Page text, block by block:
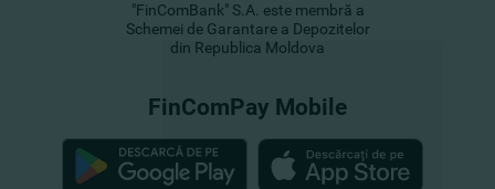
"FinComBank" S.A. este membră a
Schemei de Garantare a Depozitelor
din Republica Moldova
FinComPay Mobile